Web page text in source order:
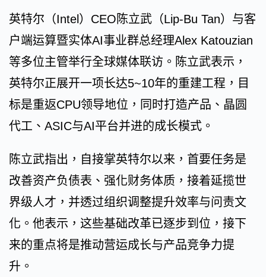
英特尔（Intel）CEO陈立武（Lip-Bu Tan）与客
户端运算暨实体AI事业群总经理Alex Katouzian
等多位主管举行全球媒体联访。陈立武表示，
英特尔正展开一项长达5~10年的重建工程，目
标是重返CPU领导地位，同时打造产品、晶圆
代工、ASIC与AI平台并进的成长模式。
陈立武指出，自接掌英特尔以来，首要任务是
改善资产负债表、强化财务体质，接着延揽世
界级人才，并透过组织调整提升效率与问责文
化。他表示，这些基础改革已逐步到位，接下
来的重点将是推动营运成长与产品竞争力提
升。